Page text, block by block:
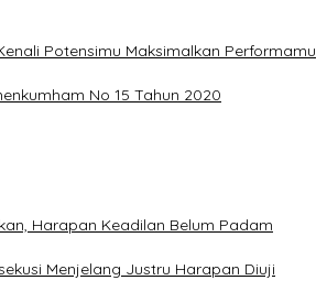
Potensimu Maksimalkan Performamu
No 15 Tahun 2020
Harapan Keadilan Belum Padam
Menjelang Justru Harapan Diuji